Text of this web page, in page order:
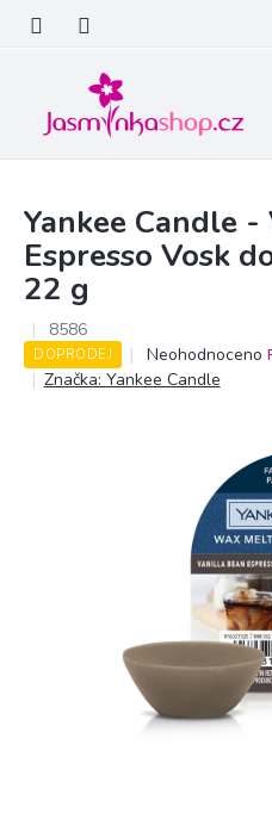
obsah
Yankee Candle
Espresso Vosk
22 g
8586
DOPRODEJ
Průměrné
hodnocení
hvězdiček.
Neohodnoceno
Značka: Yankee Candle